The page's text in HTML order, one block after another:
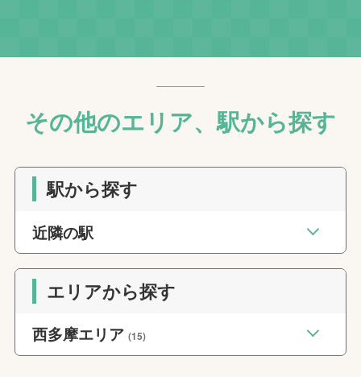
その他のエリア、駅から探す
駅から探す
近隣の駅
エリアから探す
西多摩エリア(15)